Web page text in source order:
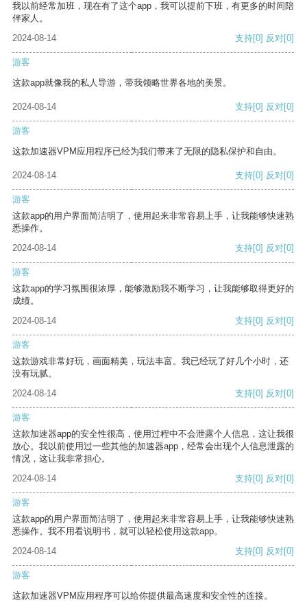
我以前经常加班，现在有了这个app，我可以提前下班，有更多的时间陪
伴家人。
2024-08-14
支持[0] 反对[0]
游客
这款app就像我的私人导游，带我领略世界各地的美景。
2024-08-14 支持[0] 反对[0]
游客
这款加速器VPM应用程序已经为我们带来了无限的隐私保护和自由。
2024-08-14 支持[0] 反对[0]
游客
这款app的用户界面简洁明了，使用起来非常容易上手，让我能够快速熟
悉操作。
2024-08-14
支持[0] 反对[0]
游客
这款app的学习氛围很浓厚，能够激励我不断学习，让我能够取得更好的
成绩。
2024-08-14
支持[0] 反对[0]
游客
这款游戏非常好玩，画面精美，玩法丰富。我已经玩了好几个小时，还
没有玩腻。
2024-08-14
支持[0] 反对[0]
游客
这款加速器app的安全性很高，使用过程中不会泄露个人信息，这让我很
放心。我以前使用过一些其他的加速器app，经常会出现个人信息泄露的
情况，这让我非常担心。
2024-08-14
支持[0] 反对[0]
游客
这款app的用户界面简洁明了，使用起来非常容易上手，让我能够快速熟
悉操作。我不用看说明书，就可以轻松使用这款app。
2024-08-14
支持[0] 反对[0]
游客
这款加速器VPM应用程序可以给你提供最高速度和安全性的连接。